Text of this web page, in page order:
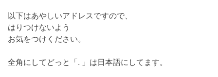
以下はあやしいアドレスですので、
はりつけないよう
お気をつけください。
全角にしてどっと「. 」は日本語にしてます。